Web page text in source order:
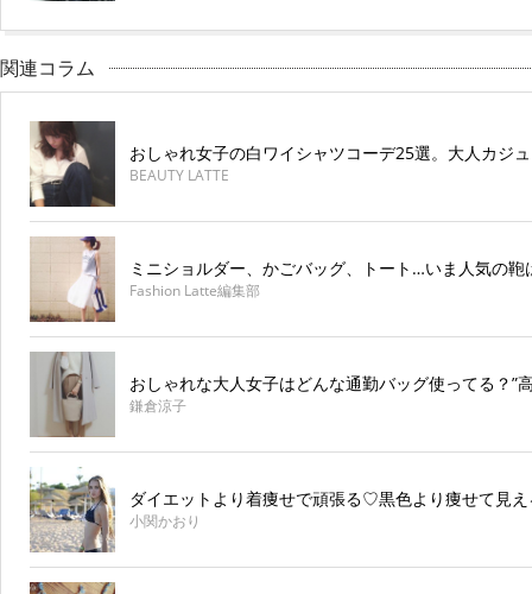
関連コラム
おしゃれ女子の白ワイシャツコーデ25選。大人カジ
BEAUTY LATTE
ミニショルダー、かごバッグ、トート…いま人気の
Fashion Latte編集部
おしゃれな大人女子はどんな通勤バッグ使ってる？”
鎌倉涼子
ダイエットより着痩せで頑張る♡黒色より痩せて見
小関かおり